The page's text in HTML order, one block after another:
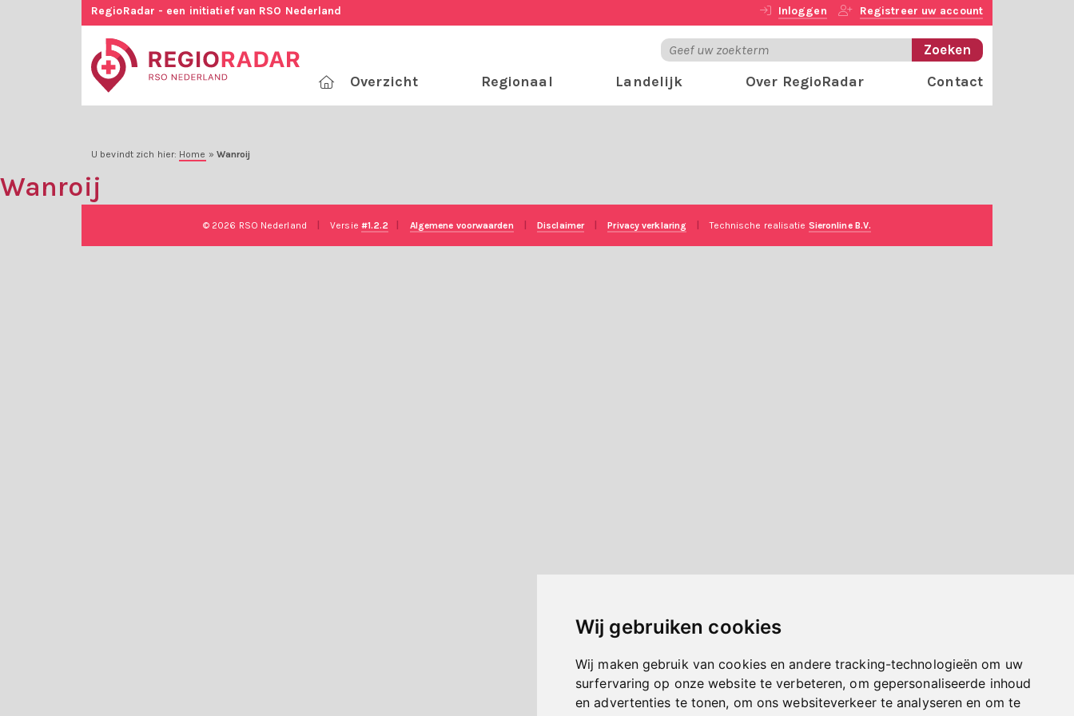
Wij gebruiken cookies
Wij maken gebruik van cookies en andere tracking-technologieën om uw
surfervaring op onze website te verbeteren, om gepersonaliseerde inhoud
en advertenties te tonen, om ons websiteverkeer te analyseren en om te
RegioRadar - een initiatief van RSO Nederland Inloggen Registreer uw account
Overzicht Regionaal Landelijk Over RegioRadar Contact
U bevindt zich hier: Home » Wanroij
Wanroij
© 2026 RSO Nederland Versie #1.2.2 Algemene voorwaarden Disclaimer Privacy verklaring Technische realisatie Sieronline B.V.